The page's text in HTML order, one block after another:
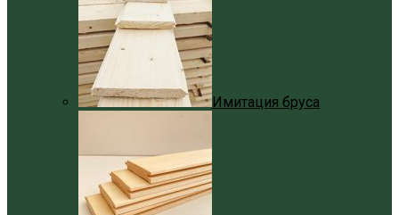
Имитация бруса